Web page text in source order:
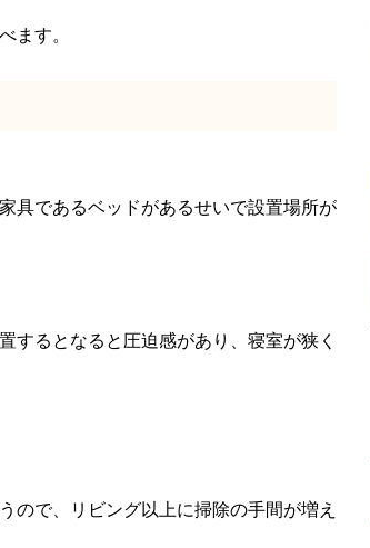
ます。
具であるベッドがあるせいで設置場所が
するとなると圧迫感があり、寝室が狭く
ので、リビング以上に掃除の手間が増え